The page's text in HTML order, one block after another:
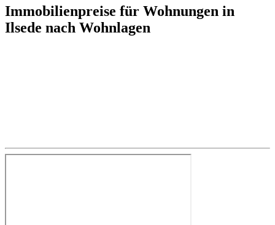
Immobilienpreise für Wohnungen in
Ilsede nach Wohnlagen